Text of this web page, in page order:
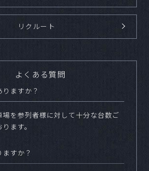
リクルート
よくある質問
ますか？
場を参列者様に対して十分な台数ご
ます。
すか？